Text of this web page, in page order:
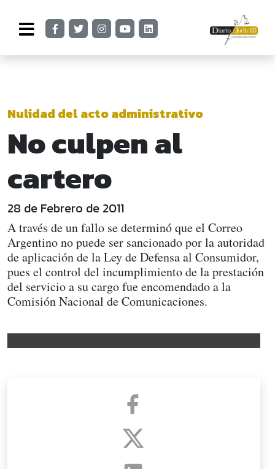
Nulidad del acto administrativo
No culpen al
cartero
28 de Febrero de 2011
A través de un fallo se determinó que el Correo
Argentino no puede ser sancionado por la autoridad
de aplicación de la Ley de Defensa al Consumidor,
pues el control del incumplimiento de la prestación
del servicio a su cargo fue encomendado a la
Comisión Nacional de Comunicaciones.